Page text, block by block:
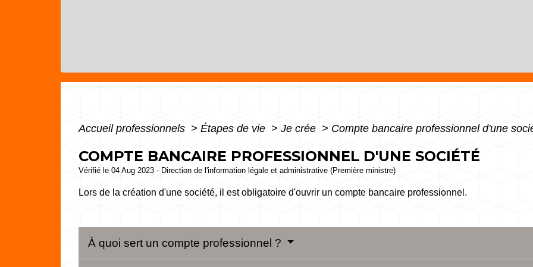
Accueil professionnels > Étapes de vie > Je crée > Compte bancaire professionnel d'une
COMPTE BANCAIRE PROFESSIONNEL D'UNE SOCIÉTÉ
Vérifié le 04 Aug 2023 - Direction de l'information légale et administrative (Première ministre)
Lors de la création d'une société, il est obligatoire d'ouvrir un compte bancaire professionnel.
À quoi sert un compte professionnel ?